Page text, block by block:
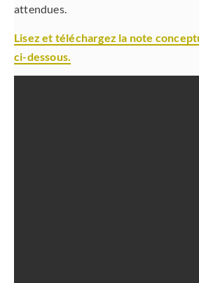
attendues.
Lisez et téléchargez la note
ci-dessous.